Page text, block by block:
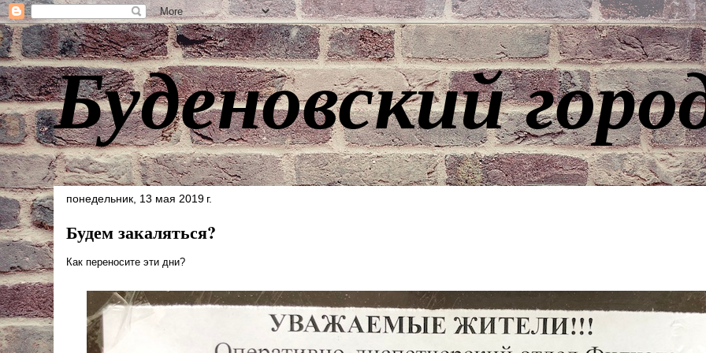
Буденовский
понедельник, 13 мая 2019 г.
Будем закаляться?
Как переносите эти дни?